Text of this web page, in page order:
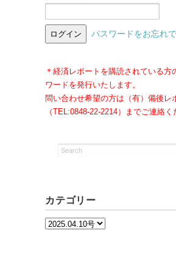
パスワードをお忘れ
＊経済レポートを購読されている方
ワードを発行いたします。
問い合わせ希望の方は（有）備後レ
（TEL:0848-22-2214）までご連絡く
カテゴリー
カ